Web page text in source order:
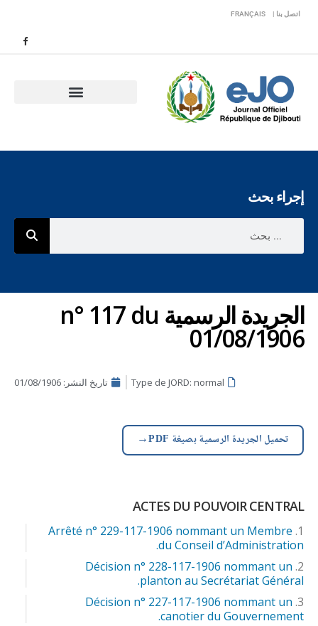
اتصل بنا | FRANÇAIS
إجراء بحث
الجريدة الرسمية n° 117 du
01/08/1906
Type de JORD: normal تاريخ النشر: 01/08/1906
تحميل الجريدة الرسمية بصيغة PDF →
ACTES DU POUVOIR CENTRAL
Arrêté n° 229-117-1906 nommant un Membre
du Conseil d’Administration.
Décision n° 228-117-1906 nommant un
planton au Secrétariat Général.
Décision n° 227-117-1906 nommant un
canotier du Gouvernement.